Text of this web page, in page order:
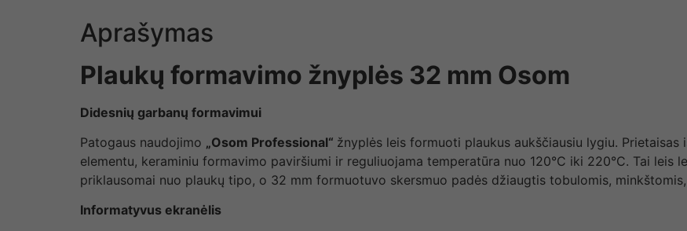
Aprašymas
Plaukų formavimo žnyplės 32 mm Osom
Didesnių garbanų formavimui
Patogaus naudojimo „Osom Professional“ žnyplės leis formuoti plaukus aukščiausiu lygiu.
elementu, keraminiu formavimo paviršiumi ir reguliuojama temperatūra nuo 120°C iki 220°C. Tai leis
priklausomai nuo plaukų tipo, o 32 mm formuotuvo skersmuo padės džiaugtis tobulomis,
Informatyvus ekranėlis